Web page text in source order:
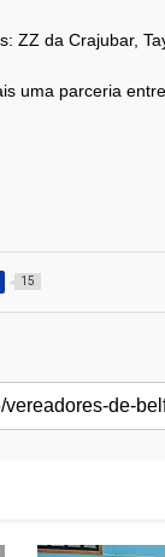
ZZ da Crajubar,
uma parceria
15